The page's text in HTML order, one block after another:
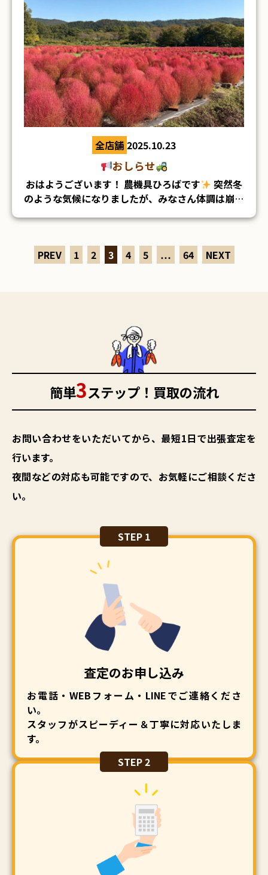
ております
4000メールでお問い合わせ公式LINEからお
問い合わせ⇩QRコードからも友達追加できます
⇩
■茨城店 ヤンマー野菜植え付け機 茨城店が近か
ったから、とお立ち寄りくださいました！ その他
にもご購入くださった皆様、ありがとうございまし
た！ ※お写真の掲載は許可をいただいております
※★★お探しの農機具があれば、いつでも相談く
ださい！！★★↓↓ 下記よりお問い合わせお待
ちしております
メールでお問い合わせ公式LINEから
す⇩
ちなみに本日のお昼はかわいいカービィのおにぎり
でした★笑★☆「農機具を買いたい！」 という
お問い合わせ、とっても増えてます☆★お探しの
↓↓ フリーダイヤル
0120-37-4000メール
でお問い合わせ
公式LINEからお問い合わせ
わたしの本命はタスティエーラだったので残念でし
たが
マスカレードボールはジャパンカップも出
るみたいなので楽しみですね
月曜日は船橋競馬のJCBも行ってきました
ゆる
お探しの農機具があれば、いつでも相
談ください！！↓↓ 下記よりお問い合わせお待
メールでお問い合わせ
それではまた更新します('ω')ノ
DONUT」さんです！ 平日にもかかわらず、店内は
混んでおり駐車場も満車でした
生ドーナツ専門店で、なんとトリュフドーナツは注
見た目も可愛くて迷いましたが… プレーンのトリ
ュフドーナツと、チョコ、イチゴを頼みました
という間に３個食べてしまいました！笑
全店舗 2025.10.23
おしらせ
おはようございます！ 農機具ひろばです
突然冬
のような気候になりましたが、みなさん体調は崩し
先日、国営みちのく杜の湖畔公園へいってきまし
コキアがちょうどたくさん咲いていて、とても綺麗
でした(^O^)／ コキアはちょうど10月が見ごろだ
【農機具販売】のお知ら
具用部品の販売もしています！ くわしくは、
をご覧ください！ それでは農機具を
ご購入くださった方のご紹介です
PREV 1 2 3 4 5 … 64 NEXT
簡単3ステップ！買取の流れ
お問い合わせをいただいてから、最短1日で出張査定を
行います。
夜間などの対応も可能ですので、お気軽にご相談くださ
い。
STEP 1
査定のお申し込み
お電話・WEBフォーム・LINEでご連絡くださ
い。
スタッフがスピーディー＆丁寧に対応いたしま
す。
STEP 2